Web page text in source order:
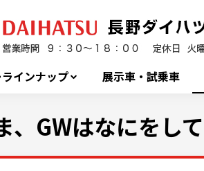
インナップ 展示車・試乗車
、GWはなにをし